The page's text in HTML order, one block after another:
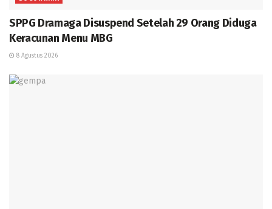
SPPG Dramaga Disuspend Setelah 29 Orang Diduga
Keracunan Menu MBG
8 Agustus 2026